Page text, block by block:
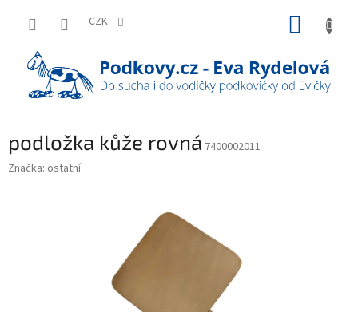
CZK
podložka kůže rovná 7400002011
Značka: ostatní